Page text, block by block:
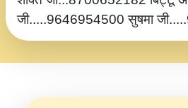
जी.....9646954500 सुषमा